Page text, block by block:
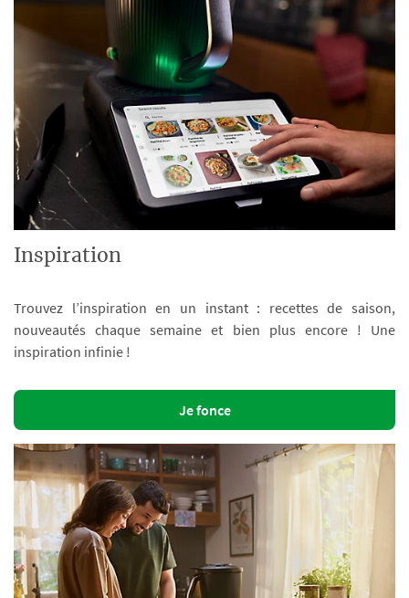
Inspiration
Trouvez l’inspiration en un instant : recettes de saison,
nouveautés chaque semaine et bien plus encore ! Une
inspiration infinie !
Je fonce